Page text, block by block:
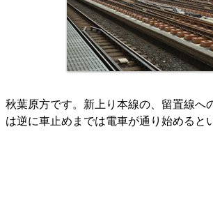
秋葉原方です。新上り本線の、留置線へ
は逆に車止めまでは電車が通り始めると